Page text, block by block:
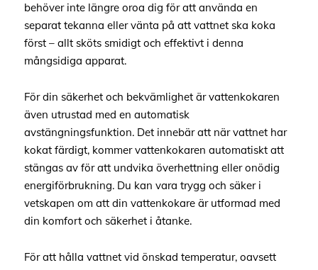
behöver inte längre oroa dig för att använda en
separat tekanna eller vänta på att vattnet ska koka
först – allt sköts smidigt och effektivt i denna
mångsidiga apparat.
För din säkerhet och bekvämlighet är vattenkokaren
även utrustad med en automatisk
avstängningsfunktion. Det innebär att när vattnet har
kokat färdigt, kommer vattenkokaren automatiskt att
stängas av för att undvika överhettning eller onödig
energiförbrukning. Du kan vara trygg och säker i
vetskapen om att din vattenkokare är utformad med
din komfort och säkerhet i åtanke.
För att hålla vattnet vid önskad temperatur, oavsett